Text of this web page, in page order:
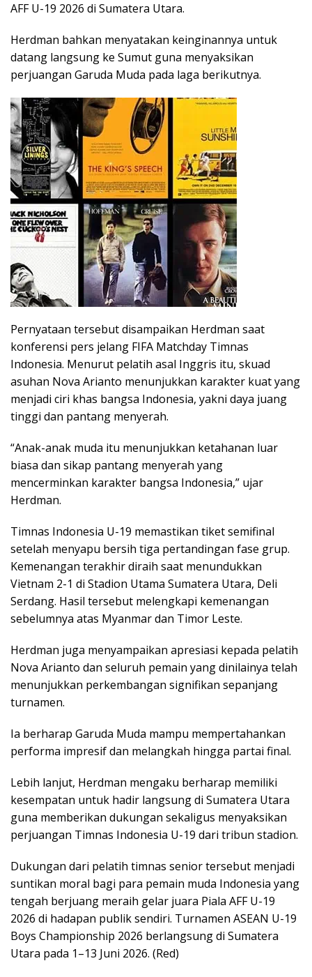
AFF U-19 2026 di Sumatera Utara.
Herdman bahkan menyatakan keinginannya untuk
datang langsung ke Sumut guna menyaksikan
perjuangan Garuda Muda pada laga berikutnya.
Pernyataan tersebut disampaikan Herdman saat
konferensi pers jelang FIFA Matchday Timnas
Indonesia. Menurut pelatih asal Inggris itu, skuad
asuhan Nova Arianto menunjukkan karakter kuat yang
menjadi ciri khas bangsa Indonesia, yakni daya juang
tinggi dan pantang menyerah.
“Anak-anak muda itu menunjukkan ketahanan luar
biasa dan sikap pantang menyerah yang
mencerminkan karakter bangsa Indonesia,” ujar
Herdman.
Timnas Indonesia U-19 memastikan tiket semifinal
setelah menyapu bersih tiga pertandingan fase grup.
Kemenangan terakhir diraih saat menundukkan
Vietnam 2-1 di Stadion Utama Sumatera Utara, Deli
Serdang. Hasil tersebut melengkapi kemenangan
sebelumnya atas Myanmar dan Timor Leste.
Herdman juga menyampaikan apresiasi kepada pelatih
Nova Arianto dan seluruh pemain yang dinilainya telah
menunjukkan perkembangan signifikan sepanjang
turnamen.
Ia berharap Garuda Muda mampu mempertahankan
performa impresif dan melangkah hingga partai final.
Lebih lanjut, Herdman mengaku berharap memiliki
kesempatan untuk hadir langsung di Sumatera Utara
guna memberikan dukungan sekaligus menyaksikan
perjuangan Timnas Indonesia U-19 dari tribun stadion.
Dukungan dari pelatih timnas senior tersebut menjadi
suntikan moral bagi para pemain muda Indonesia yang
tengah berjuang meraih gelar juara Piala AFF U-19
2026 di hadapan publik sendiri. Turnamen ASEAN U-19
Boys Championship 2026 berlangsung di Sumatera
Utara pada 1–13 Juni 2026. (Red)